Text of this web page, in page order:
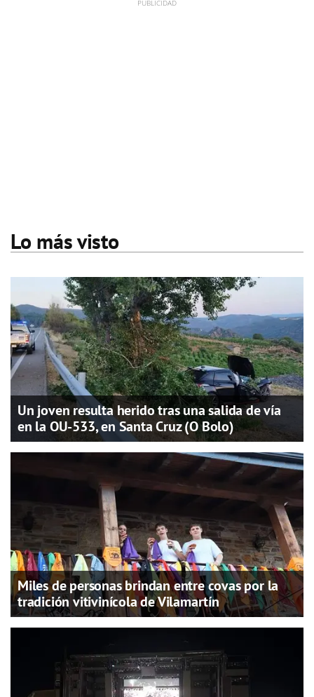
Lo más visto
Un joven resulta herido tras una salida de vía
en la OU-533, en Santa Cruz (O Bolo)
Miles de personas brindan entre covas por la
tradición vitivinícola de Vilamartín